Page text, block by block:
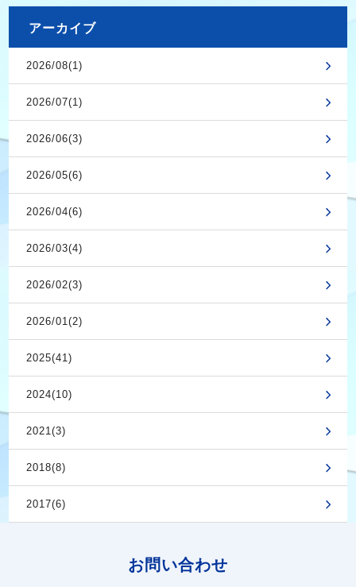
アーカイブ
2026/08(1)
2026/07(1)
2026/06(3)
2026/05(6)
2026/04(6)
2026/03(4)
2026/02(3)
2026/01(2)
2025(41)
2024(10)
2021(3)
2018(8)
2017(6)
お問い合わせ